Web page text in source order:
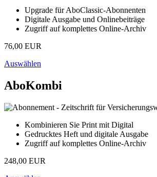
Upgrade für AboClassic-Abonnenten
Digitale Ausgabe und Onlinebeiträge
Zugriff auf komplettes Online-Archiv
76,00 EUR
Auswählen
AboKombi
Kombinieren Sie Print mit Digital
Gedrucktes Heft und digitale Ausgabe
Zugriff auf komplettes Online-Archiv
248,00 EUR